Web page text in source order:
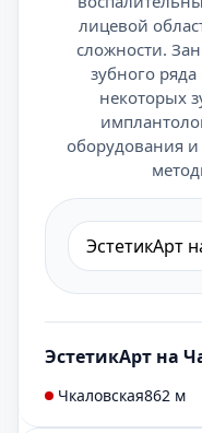
лицевой
сложности.
зубного
некоторых
оборудования
ЭстетикАрт
ЭстетикАрт на
Чкаловская862 м